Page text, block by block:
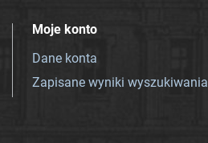
Moje konto
Dane konta
Zapisane wyniki wyszukiwania